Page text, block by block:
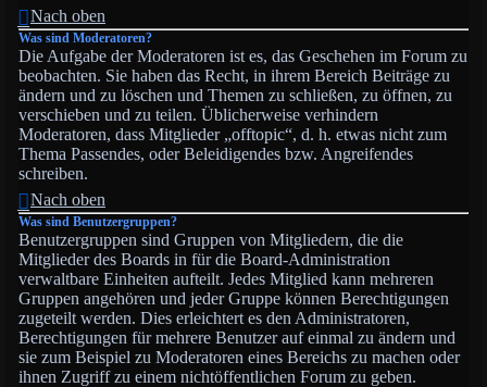
Nach oben
Was sind Moderatoren?
Die Aufgabe der Moderatoren ist es, das Geschehen im Forum zu
beobachten. Sie haben das Recht, in ihrem Bereich Beiträge zu
ändern und zu löschen und Themen zu schließen, zu öffnen, zu
verschieben und zu teilen. Üblicherweise verhindern
Moderatoren, dass Mitglieder „offtopic“, d. h. etwas nicht zum
Thema Passendes, oder Beleidigendes bzw. Angreifendes
schreiben.
Nach oben
Was sind Benutzergruppen?
Benutzergruppen sind Gruppen von Mitgliedern, die die
Mitglieder des Boards in für die Board-Administration
verwaltbare Einheiten aufteilt. Jedes Mitglied kann mehreren
Gruppen angehören und jeder Gruppe können Berechtigungen
zugeteilt werden. Dies erleichtert es den Administratoren,
Berechtigungen für mehrere Benutzer auf einmal zu ändern und
sie zum Beispiel zu Moderatoren eines Bereichs zu machen oder
ihnen Zugriff zu einem nichtöffentlichen Forum zu geben.